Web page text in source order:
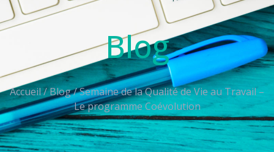
Blog
Accueil/Blog/Semaine de la Qualité de Vie au Travail –
Le programme Coévolution